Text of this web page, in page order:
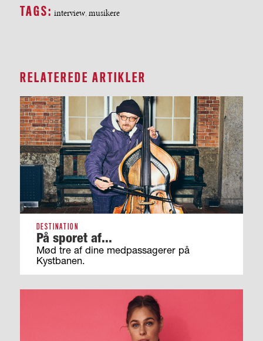
TAGS: interview, musikere
RELATEREDE ARTIKLER
DESTINATION
På sporet af...
Mød tre af dine medpassagerer på
Kystbanen.